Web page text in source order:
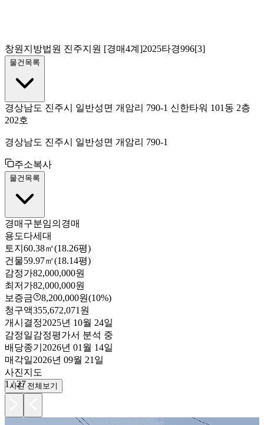
창원지방법원 진주지원 [경매4계]2025타경996[3]
물건목록
경상남도 진주시 일반성면 개암리 790-1 신한타워 101동 2층
202호
경상남도 진주시 일반성면 개암리 790-1
주소복사
물건목록
경매구분임의경매
용도다세대
토지 60.38㎡(18.26평)
건물59.97㎡(18.14평)
감정가82,000,000원
최저가82,000,000원
보증금
8,200,000원(10%)
청구액355,672,071원
개시결정2025년 10월 24일
감정일감정평가서 분석 중
배당종기 2026년 01월 14일
매각일2026년 09월 21일
사진지도
1 /27
사진 전체보기